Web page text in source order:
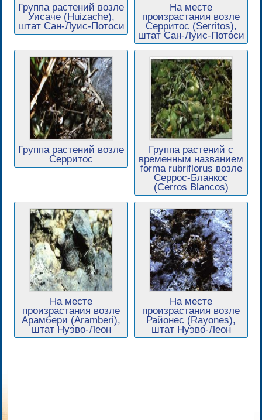
Группа растений возле
Уисаче (Huizache),
штат Сан-Луис-Потоси
На месте
произрастания возле
Серритос (Serritos),
штат Сан-Луис-Потоси
Группа растений возле
Серритос
Группа растений с
временным названием
forma rubriflorus возле
Серрос-Бланкос
(Cerros Blancos)
На месте
произрастания возле
Арамбери (Aramberi),
штат Нуэво-Леон
На месте
произрастания возле
Районес (Rayones),
штат Нуэво-Леон